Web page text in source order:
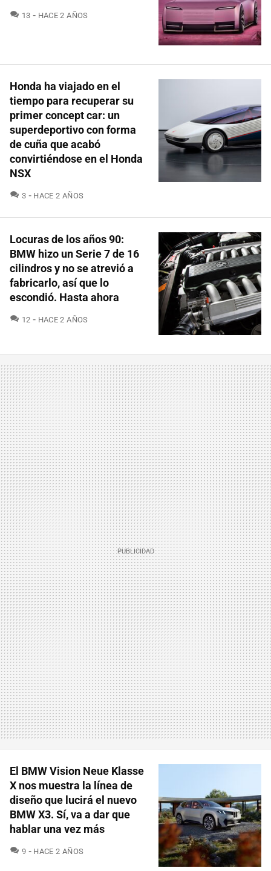
13 COMENTARIOS
HACE 2 AÑOS
Honda ha viajado en el
tiempo para recuperar su
primer concept car: un
superdeportivo con forma
de cuña que acabó
convirtiéndose en el Honda
NSX
3 COMENTARIOS
HACE 2 AÑOS
Locuras de los años 90:
BMW hizo un Serie 7 de 16
cilindros y no se atrevió a
fabricarlo, así que lo
escondió. Hasta ahora
12 COMENTARIOS
HACE 2 AÑOS
El BMW Vision Neue Klasse
X nos muestra la línea de
diseño que lucirá el nuevo
BMW X3. Sí, va a dar que
hablar una vez más
9 COMENTARIOS
HACE 2 AÑOS